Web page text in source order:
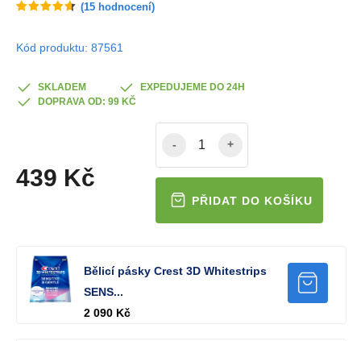
(15 hodnocení)
Kód produktu: 87561
SKLADEM
EXPEDUJEME DO 24H
DOPRAVA OD: 99 KČ
439 Kč
- +
Bělicí pásky Crest 3D Whitestrips
SENS...
2 090 Kč